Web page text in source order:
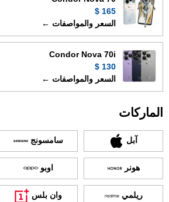
165 $
السعر والمواصفات ←
Condor Nova 70i
130 $
السعر والمواصفات ←
الماركات
آبل سامسونج
هونر اوبو
ريلمي وان بلس